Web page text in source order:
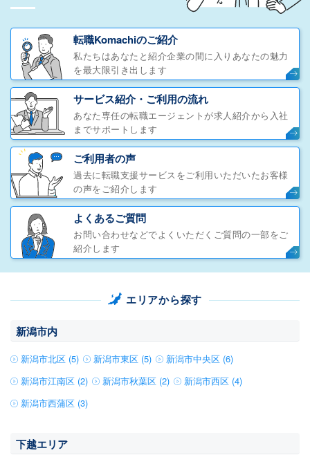
転職Komachiのご紹介
私たちはあなたと紹介企業の間に入りあなたの魅力
を最大限引き出します
サービス紹介・ご利用の流れ
あなた専任の転職エージェントが求人紹介から入社
までサポートします
ご利用者の声
過去に転職支援サービスをご利用いただいたお客様
の声をご紹介します
よくあるご質問
お問い合わせなどでよくいただくご質問の一部をご
紹介します
エリアから探す
新潟市内
新潟市北区 (5) 新潟市東区 (5)
新潟市中央区 (6)
新潟市江南区 (2)
新潟市秋葉区 (2)
新潟市西区 (4)
新潟市西蒲区 (3)
下越エリア